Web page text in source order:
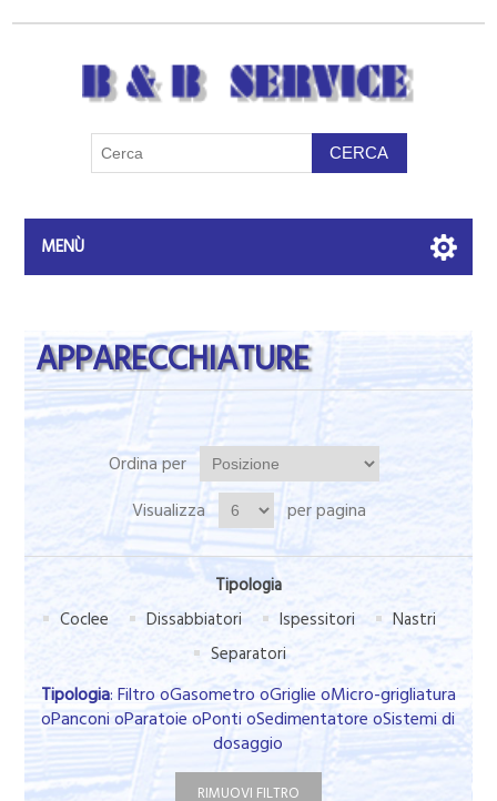
MENÙ
APPARECCHIATURE
Ordina per
Visualizza
per pagina
Tipologia
Coclee
Dissabbiatori Ispessitori
Nastri
Separatori
Tipologia: Filtro oGasometro oGriglie oMicro-grigliatura
oPanconi oParatoie oPonti oSedimentatore oSistemi di
dosaggio
RIMUOVI FILTRO